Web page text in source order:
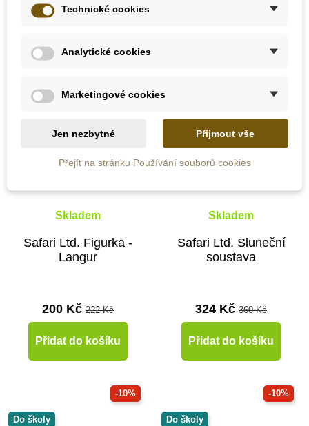
Přidat do košíku Přidat do košíku
Do školy
Skladem
Safari Ltd. Figurka -
Langur
200 Kč 222 Kč
Přidat do košíku
Skladem
Safari Ltd. Sluneční
soustava
324 Kč 360 Kč
Přidat do košíku
-10%
Do školy
-10%
Do školy
Technické cookies
Analytické cookies
Marketingové cookies
Jen nezbytné Přijmout vše
Přejít na stránku Používání souborů cookies